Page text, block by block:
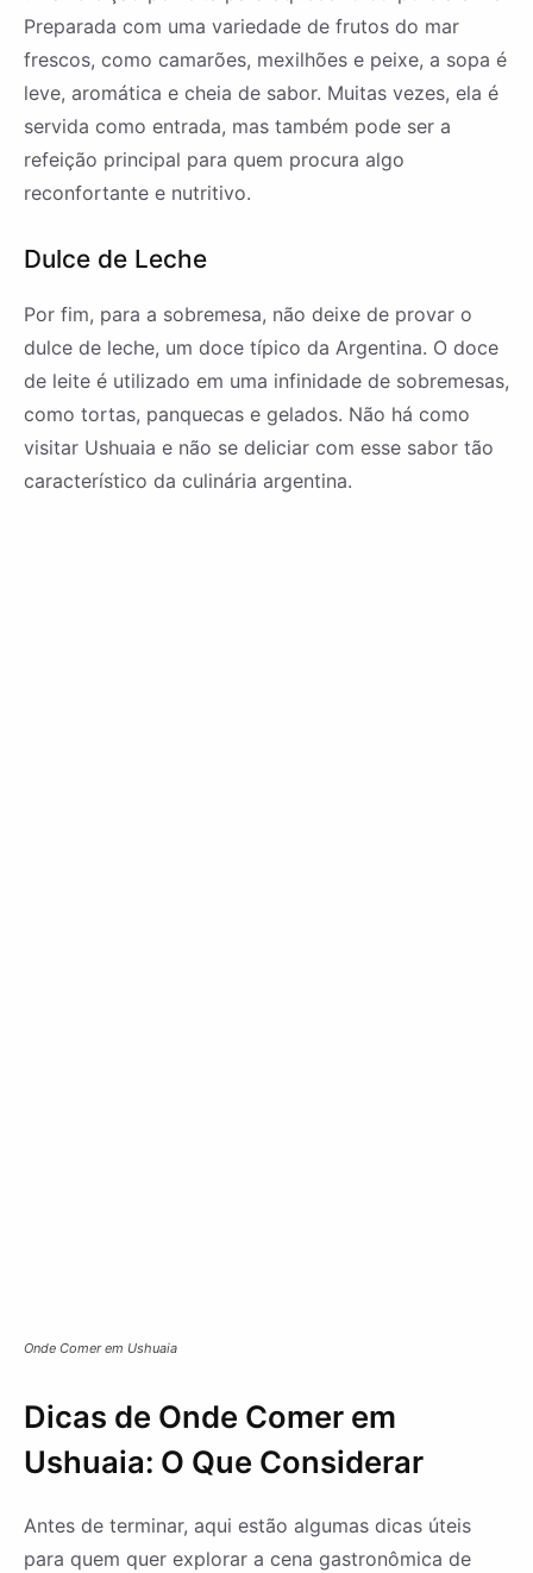
Preparada com uma variedade de frutos do mar
frescos, como camarões, mexilhões e peixe, a sopa é
leve, aromática e cheia de sabor. Muitas vezes, ela é
servida como entrada, mas também pode ser a
refeição principal para quem procura algo
reconfortante e nutritivo.
Dulce de Leche
Por fim, para a sobremesa, não deixe de provar o
dulce de leche, um doce típico da Argentina. O doce
de leite é utilizado em uma infinidade de sobremesas,
como tortas, panquecas e gelados. Não há como
visitar Ushuaia e não se deliciar com esse sabor tão
característico da culinária argentina.
Onde Comer em Ushuaia
Dicas de Onde Comer em
Ushuaia: O Que Considerar
Antes de terminar, aqui estão algumas dicas úteis
para quem quer explorar a cena gastronômica de